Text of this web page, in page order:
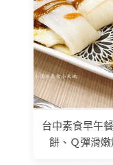
台中素食早午
餅、Ｑ彈滑